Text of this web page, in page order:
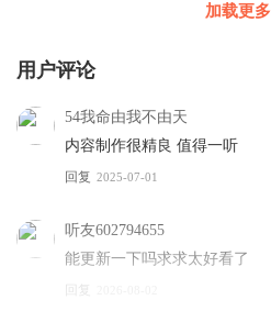
加载更多
用户评论
54我命由我不由天
内容制作很精良 值得一听
回复 2025-07-01
听友602794655
能更新一下吗求求太好看了
回复